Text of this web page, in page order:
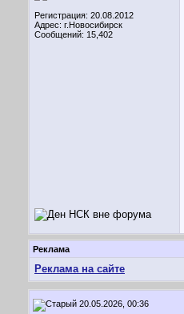
Регистрация: 20.08.2012
Адрес: г.Новосибирск
Сообщений: 15,402
Реклама
Реклама на сайте
20.05.2026, 00:36